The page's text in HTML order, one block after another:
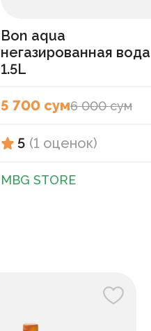
Bon aqua
негазированная вода
1.5L
5 700 сум6 000 сум
5 (1 оценок)
MBG STORE